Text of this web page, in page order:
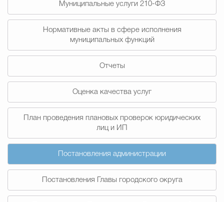
Новости Обращения граждан
Противодействие
Муниципальные
Муниципальные услуги 210-ФЗ
Нормативные акты в сфере исполнения
муниципальных функций
Отчеты
Оценка качества услуг
План проведения плановых проверок юридических
лиц и ИП
Постановления администрации
Постановления Главы городского округа